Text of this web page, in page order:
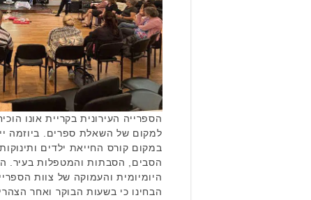
הספרייה העירונית בקריית אונו
למקום של השאלת ספרים. ביוזמה
במקום קורס החייאת ילדים
הסבים, הסבתות והמטפלות בעיר.
היומיומית והעמוקה של צוות
הבחינו כי בשעות הבוקר ואחר